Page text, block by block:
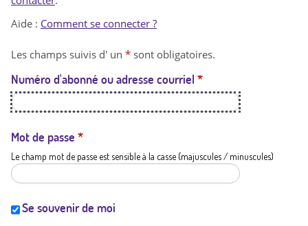
t
a
t
i
Aide : Comment se connecter ?
Les champs suivis d' un * sont obligatoires.
Numéro d'abonné ou adresse courriel *
Mot de passe *
Le champ mot de passe est sensible à la casse (majuscules / minuscules)
Se souvenir de moi